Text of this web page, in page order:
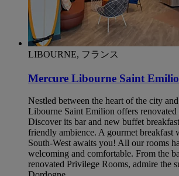
LIBOURNE, フランス
Mercure Libourne Saint
Nestled between the heart of the city
Libourne Saint Emilion offers renovated
Discover its bar and new buffet
friendly ambience. A gourmet breakfast
South-West awaits you! All our rooms
welcoming and comfortable. From the
renovated Privilege Rooms, admire the